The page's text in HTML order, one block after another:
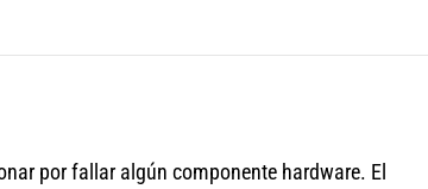
por fallar algún componente hardware. El